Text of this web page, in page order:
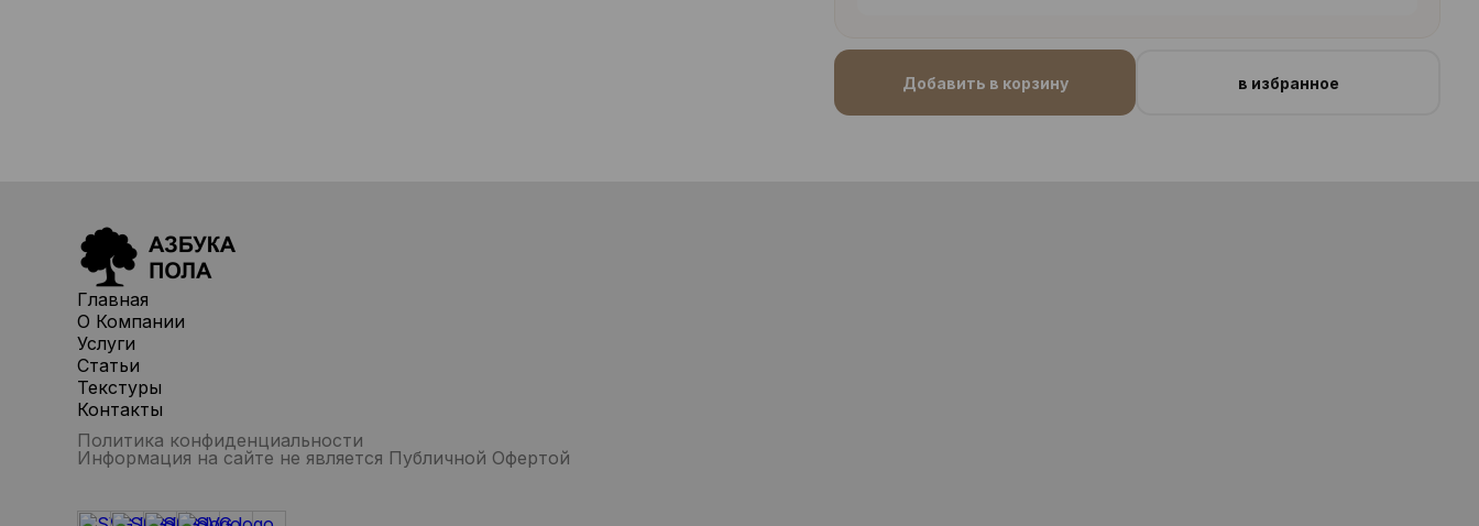
Добавить в корзину в избранное
Главная
О Компании
Услуги
Статьи
Текстуры
Контакты
Политика конфиденциальности
Информация на сайте не является Публичной Офертой